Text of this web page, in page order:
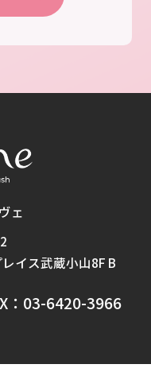
ェ
イス武蔵小山8F B
03-6420-3966